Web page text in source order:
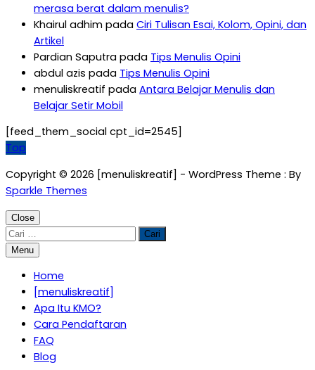
merasa berat dalam menulis?
Khairul adhim pada Ciri Tulisan Esai, Kolom, Opini, dan
Artikel
Pardian Saputra pada Tips Menulis Opini
abdul azis pada Tips Menulis Opini
menuliskreatif pada Antara Belajar Menulis dan
Belajar Setir Mobil
[feed_them_social cpt_id=2545]
Top
Copyright © 2026 [menuliskreatif] - WordPress Theme : By
Sparkle Themes
Close
Cari
untuk:
Menu
Home
[menuliskreatif]
Apa Itu KMO?
Cara Pendaftaran
FAQ
Blog